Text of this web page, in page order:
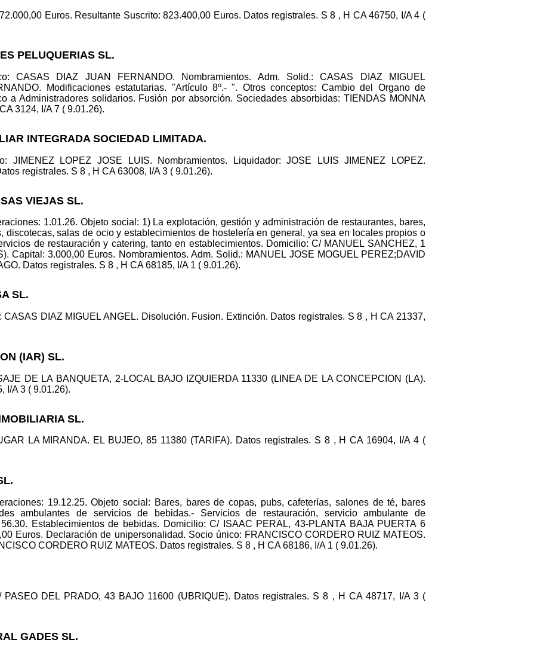
Euros. Resultante Suscrito: 823.400,00 Euros. Datos registrales. S 8 , H CA 46750, I/A 4 (
PELUQUERIAS SL.
CASAS DIAZ JUAN FERNANDO. Nombramientos. Adm. Solid.: CASAS DIAZ MIGUEL
Modificaciones estatutarias. "Artículo 8º.- ". Otros conceptos: Cambio del Organo de
a Administradores solidarios. Fusión por absorción. Sociedades absorbidas: TIENDAS MONNA
3124, I/A 7 ( 9.01.26).
INTEGRADA SOCIEDAD LIMITADA.
JIMENEZ LOPEZ JOSE LUIS. Nombramientos. Liquidador: JOSE LUIS JIMENEZ LOPEZ.
registrales. S 8 , H CA 63008, I/A 3 ( 9.01.26).
VIEJAS SL.
1.01.26. Objeto social: 1) La explotación, gestión y administración de restaurantes, bares,
discotecas, salas de ocio y establecimientos de hostelería en general, ya sea en locales propios o
de restauración y catering, tanto en establecimientos. Domicilio: C/ MANUEL SANCHEZ, 1
Capital: 3.000,00 Euros. Nombramientos. Adm. Solid.: MANUEL JOSE MOGUEL PEREZ;DAVID
Datos registrales. S 8 , H CA 68185, I/A 1 ( 9.01.26).
SL.
DIAZ MIGUEL ANGEL. Disolución. Fusion. Extinción. Datos registrales. S 8 , H CA 21337,
(IAR) SL.
DE LA BANQUETA, 2-LOCAL BAJO IZQUIERDA 11330 (LINEA DE LA CONCEPCION (LA).
I/A 3 ( 9.01.26).
SL.
LA MIRANDA. EL BUJEO, 85 11380 (TARIFA). Datos registrales. S 8 , H CA 16904, I/A 4 (
19.12.25. Objeto social: Bares, bares de copas, pubs, cafeterías, salones de té, bares
ambulantes de servicios de bebidas.- Servicios de restauración, servicio ambulante de
Establecimientos de bebidas. Domicilio: C/ ISAAC PERAL, 43-PLANTA BAJA PUERTA 6
Euros. Declaración de unipersonalidad. Socio único: FRANCISCO CORDERO RUIZ MATEOS.
CORDERO RUIZ MATEOS. Datos registrales. S 8 , H CA 68186, I/A 1 ( 9.01.26).
DEL PRADO, 43 BAJO 11600 (UBRIQUE). Datos registrales. S 8 , H CA 48717, I/A 3 (
GADES SL.